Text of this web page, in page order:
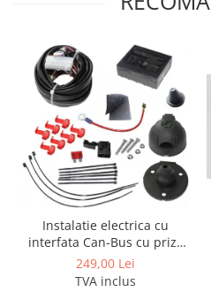
Instalatie electrica cu
interfata Can-Bus cu priza
de 7 pini
249,00 Lei
TVA inclus